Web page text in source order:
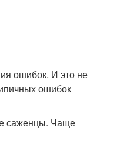
ошибок. И это не
ошибок
саженцы. Чаще